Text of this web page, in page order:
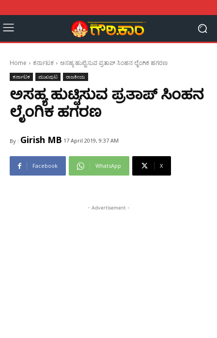
Home ಕರ್ನಾಟಕ ಅಸಹ್ಯ ಹುಟ್ಟಿಸುವ ಪ್ರತಾಪ್ ಸಿಂಹನ ಲೈಂಗಿಕ ಹಗರಣ
ಕರ್ನಾಟಕ ಮುಖಪುಟ ರಾಜಕೀಯ
ಅಸಹ್ಯ ಹುಟ್ಟಿಸುವ ಪ್ರತಾಪ್ ಸಿಂಹನ
ಲೈಂಗಿಕ ಹಗರಣ
By : Girish MB 17 April 2019, 9:37 AM
Facebook WhatsApp X
- Advertisement -